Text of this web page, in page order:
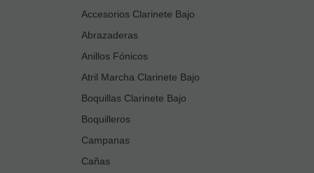
Accesorios Clarinete Bajo
Abrazaderas
Anillos Fónicos
Atril Marcha Clarinete Bajo
Boquillas Clarinete Bajo
Boquilleros
Campanas
Cañas